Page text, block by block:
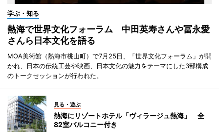
学ぶ・知る
熱海で世界文化フォーラム 中田英寿さんや冨永愛
さんら日本文化を語る
MOA美術館（熱海市桃山町）で7月25日、「世界文化フォーラム」が開
かれ、日本の伝統工芸や映画、日本文化の魅力をテーマにした3部構成
のトークセッションが行われた。
見る・遊ぶ
熱海にリゾートホテル「ヴィラージュ熱海」 全
82室バルコニー付き